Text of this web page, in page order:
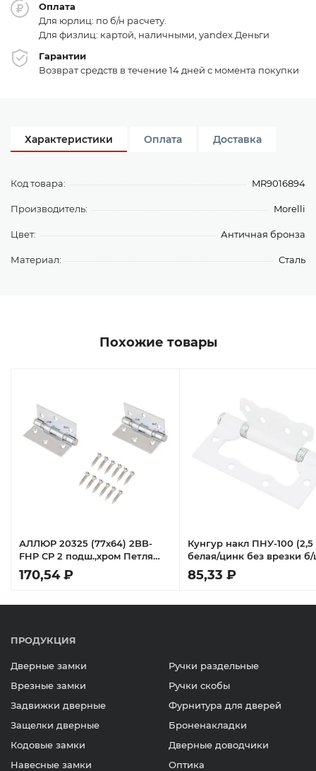
Оплата
Для юрлиц: по б/н расчету.
Для физлиц: картой, наличными, yandex.Деньги
Гарантии
Возврат средств в течение 14 дней с момента покупки
Характеристики Оплата Доставка
Код товара: MR9016894
Производитель: Morelli
Цвет: Античная бронза
Материал: Сталь
Похожие товары
АЛЛЮР 20325 (77х64) 2BB-
FHP CP 2 подш.,хром Петля
дверная 2 шт
170,54 ₽
Кунгур накл ПНУ-100
белая/цинк без врезки
Петля
85,33 ₽
ПРОДУКЦИЯ
Дверные замки
Врезные замки
Задвижки дверные
Защелки дверные
Кодовые замки
Навесные замки
Ручки раздельные
Ручки скобы
Фурнитура для дверей
Броненакладки
Дверные доводчики
Оптика